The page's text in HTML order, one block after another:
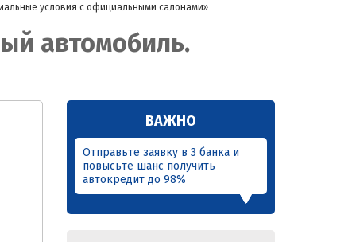
условия с официальными салонами»
автомобиль.
ВАЖНО
Отправьте заявку в 3 банка и
повысьте шанс получить
автокредит до 98%